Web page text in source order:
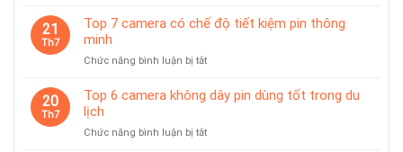
giám
thời
Camera
Được
Chuộng
Đà
21
Th7
Top 7 camera có chế độ tiết kiệm pin thông
minh
Chức năng bình luận bị tắtở
camera
chế
20
Th7
Top 6 camera không dây pin dùng tốt trong du
lịch
Chức năng bình luận bị tắtở